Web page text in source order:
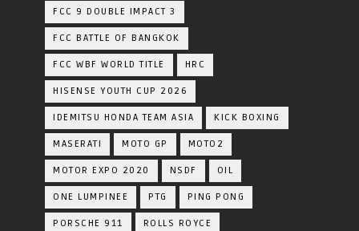
FCC 9 DOUBLE IMPACT 3
FCC BATTLE OF BANGKOK
FCC WBF WORLD TITLE HRC
HISENSE YOUTH CUP 2026
IDEMITSU HONDA TEAM ASIA KICK BOXING
MASERATI MOTO GP MOTO2
MOTOR EXPO 2020 NSDF OIL
ONE LUMPINEE PTG PING PONG
PORSCHE 911 ROLLS ROYCE